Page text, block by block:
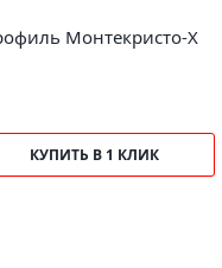
Монтекристо-X
КУПИТЬ В 1 КЛИК